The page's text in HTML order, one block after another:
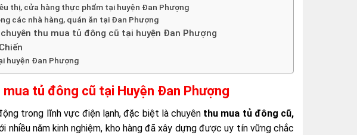
thị, cửa hàng thực phẩm tại huyện Đan Phượng
các nhà hàng, quán ăn tại Đan Phượng
thu mua tủ đông cũ tại huyện Đan Phượng
huyện Đan Phượng
tủ đông cũ tại Huyện Đan Phượng
trong lĩnh vực điện lạnh, đặc biệt là chuyên thu mua tủ đông cũ,
nhiều năm kinh nghiệm, kho hàng đã xây dựng được uy tín vững chắc